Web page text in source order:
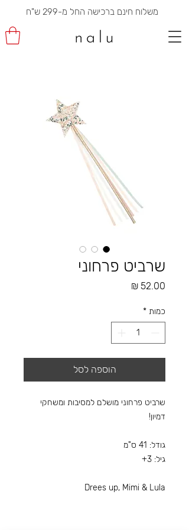
שרביט פרחוני
כמות *
הוספה לסל
שרביט פרחוני מושלם למסיבות ומשחקי
דמיון!
גודל: 41 ס"מ
גיל: 3+
Drees up, Mimi & Lula